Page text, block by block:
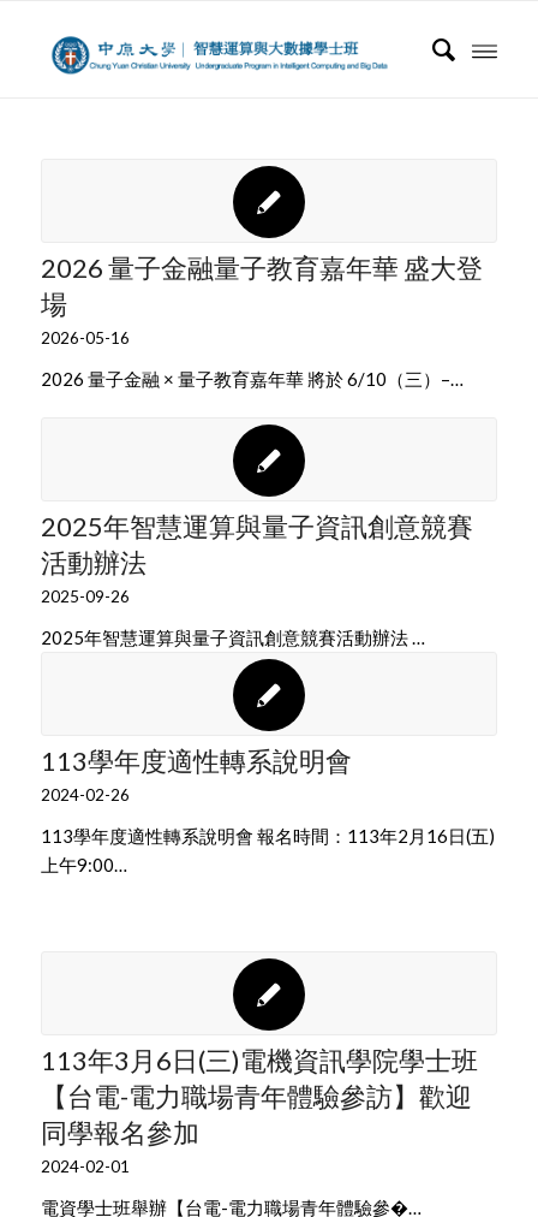
2026 量子金融量子教育嘉年華 盛大登
場
2026-05-16
2026 量子金融 × 量子教育嘉年華 將於 6/10（三）–…
2025年智慧運算與量子資訊創意競賽
活動辦法
2025-09-26
2025年智慧運算與量子資訊創意競賽活動辦法 …
113學年度適性轉系說明會
2024-02-26
113學年度適性轉系說明會 報名時間：113年2月16日(五)
上午9:00…
113年3月6日(三)電機資訊學院學士班
【台電-電力職場青年體驗參訪】歡迎
同學報名參加
2024-02-01
電資學士班舉辦【台電-電力職場青年體驗參�…